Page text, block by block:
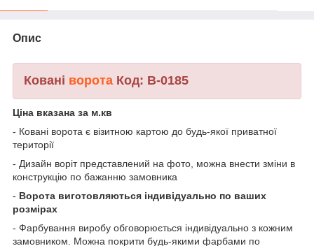
Опис
Ковані ворота Код: В-0185
Ціна вказана за м.кв
- Ковані ворота є візитною картою до будь-якої приватної
території
- Дизайн воріт представлений на фото, можна внести зміни в
конструкцію по бажанню замовника
- Ворота виготовляються індивідуально по ваших
розмірах
- Фарбування виробу обговорюється індивідуально з кожним
замовником. Можна покрити будь-якими фарбами по